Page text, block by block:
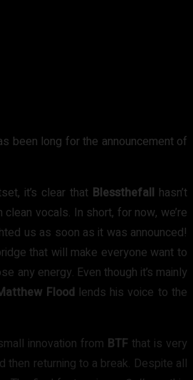
been long for the announcement of
it’s clear that Blessthefall hasn’t
clean vocals. In short, for now, we’re
us as soon as it was announced!
that will make everyone want to
any energy. Even though it’s mainly
Floodlends his voice to the
innovation from BTF that is very
returning to a break. Despite all